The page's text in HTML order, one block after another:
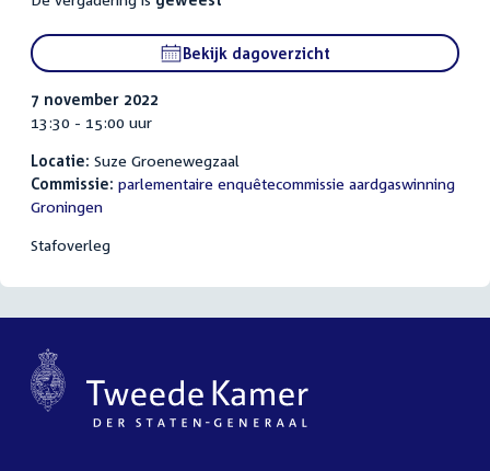
Bekijk dagoverzicht
7 november 2022
13:30 - 15:00 uur
Locatie: Suze Groenewegzaal
Commissie: parlementaire enquêtecommissie aardgaswinning
Groningen
Stafoverleg